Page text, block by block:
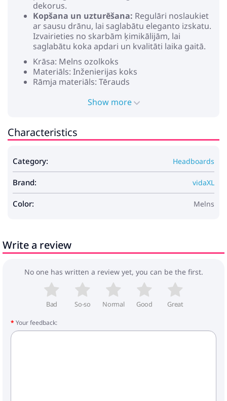
dekorus.
Kopšana un uzturēšana: Regulāri noslaukiet
ar sausu drānu, lai saglabātu eleganto izskatu.
Izvairieties no skarbām ķimikālijām, lai
saglabātu koka apdari un kvalitāti laika gaitā.
Krāsa: Melns ozolkoks
Materiāls: Inženierijas koks
Rāmja materiāls: Tērauds
Forma: Taisnstūra
Izturīgs
Ar lādēšanas staciju
Nepieciešama montāža: Jā
Iepakojuma saturs:
1 x glabāšanas gultas galva
Show more
Characteristics
Category: Headboards
Brand: vidaXL
Color: Melns
Write a review
No one has written a review yet, you can be the first.
Bad So-so Normal Good Great
Your feedback: